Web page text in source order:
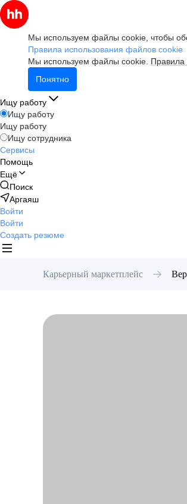
Мы используем файлы cookie, чтобы
Правила использования файлов cookie
Мы используем файлы cookie. Правила
Понятно
Ищу работу
Ищу работу
Ищу работу
Ищу сотрудника
Сервисы
Помощь
Ещё
Поиск
Аргаяш
Войти
Войти
Создать резюме
Карьерный маркетплейс